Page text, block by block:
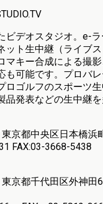
ビデオスタジオ。e-
ット生中継（ライブス
マキー合成による撮
も可能です。プロバ
ロゴルフのスポーツ
品発表などの生中継を
京都中央区日本橋浜
FAX:03-3668-5438
京都千代田区外神田